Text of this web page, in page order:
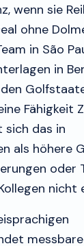
wenn sie
ohne
in São
in
Fähigkeit
sich das in
als höhere
oder
nicht
messbare